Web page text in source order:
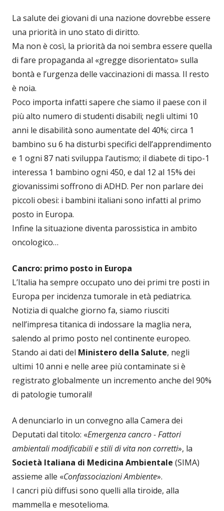
La salute dei giovani di una nazione dovrebbe essere
una priorità in uno stato di diritto.
Ma non è così, la priorità da noi sembra essere quella
di fare propaganda al «gregge disorientato» sulla
bontà e l’urgenza delle vaccinazioni di massa. Il resto
è noia.
Poco importa infatti sapere che siamo il paese con il
più alto numero di studenti disabili; negli ultimi 10
anni le disabilità sono aumentate del 40%; circa 1
bambino su 6 ha disturbi specifici dell’apprendimento
e 1 ogni 87 nati sviluppa l’autismo; il diabete di tipo-1
interessa 1 bambino ogni 450, e dal 12 al 15% dei
giovanissimi soffrono di ADHD. Per non parlare dei
piccoli obesi: i bambini italiani sono infatti al primo
posto in Europa.
Infine la situazione diventa parossistica in ambito
oncologico…
Cancro: primo posto in Europa
L’Italia ha sempre occupato uno dei primi tre posti in
Europa per incidenza tumorale in età pediatrica.
Notizia di qualche giorno fa, siamo riusciti
nell’impresa titanica di indossare la maglia nera,
salendo al primo posto nel continente europeo.
Stando ai dati del Ministero della Salute, negli
ultimi 10 anni e nelle aree più contaminate si è
registrato globalmente un incremento anche del 90%
di patologie tumorali!
A denunciarlo in un convegno alla Camera dei
Deputati dal titolo: «Emergenza cancro - Fattori
ambientali modificabili e stili di vita non corretti», la
Società Italiana di Medicina Ambientale (SIMA)
assieme alle «Confassociazioni Ambiente».
I cancri più diffusi sono quelli alla tiroide, alla
mammella e mesotelioma.